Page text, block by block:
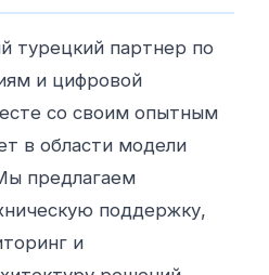
турецкий партнер по
и цифровой
со своим опытным
в области модели
предлагаем
поддержку,
и